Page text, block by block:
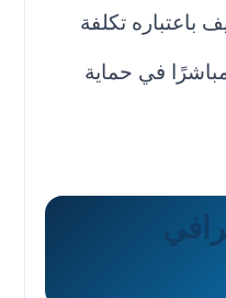
باعتباره تكلفة
مباشرًا في حماية